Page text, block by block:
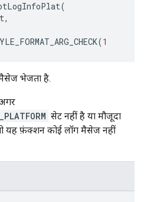
(
,
(1
भेजता है.
सेट नहीं है या मौजूदा
यह फ़ंक्शन कोई लॉग मैसेज नहीं